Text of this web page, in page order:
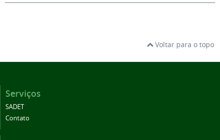
Voltar para o topo
Serviços
SADET
Contato